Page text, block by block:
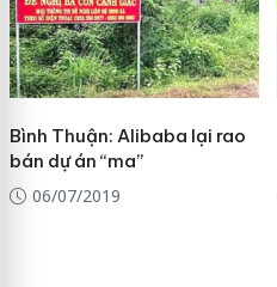
Bình Thuận: Alibaba lại rao
bán dự án “ma”
06/07/2019